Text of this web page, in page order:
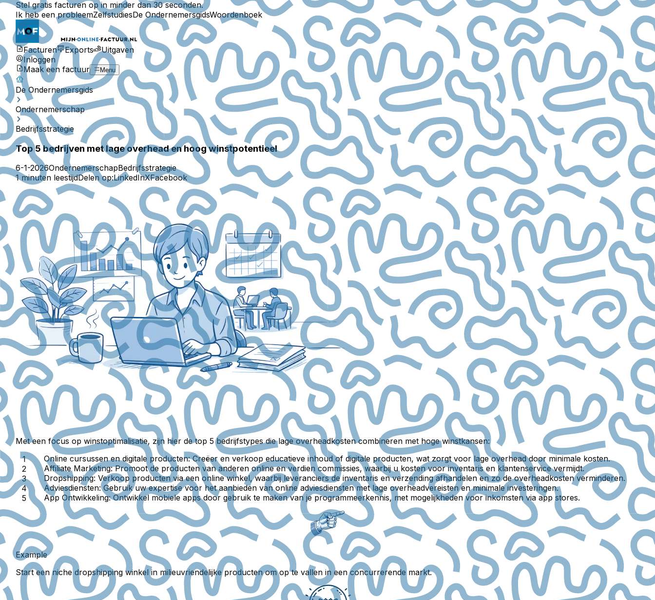
Stel gratis facturen op in minder dan 30 seconden.
Ik heb een probleemZelfstudiesDe OndernemersgidsWoordenboek
Facturen Exports
Uitgaven
Inloggen
Maak een factuur
Menu
De Ondernemersgids
Ondernemerschap
Bedrijfsstrategie
Top 5 bedrijven met lage overhead en hoog winstpotentieel
6-1-2026OndernemerschapBedrijfsstrategie
1 minuten leestijdDelen op:LinkedInXFacebook
Met een focus op winstoptimalisatie, zijn hier de top 5 bedrijfstypes die lage overheadkosten combineren met hoge winstkansen:
Online cursussen en digitale producten: Creëer en verkoop educatieve inhoud of digitale producten, wat zorgt voor lage overhead door minimale kosten.
Affiliate Marketing: Promoot de producten van anderen online en verdien commissies, waarbij u kosten voor inventaris en klantenservice vermijdt.
Dropshipping: Verkoop producten via een online winkel, waarbij leveranciers de inventaris en verzending afhandelen en zo de overheadkosten verminderen.
Adviesdiensten: Gebruik uw expertise voor het aanbieden van online adviesdiensten met lage overheadvereisten en minimale investeringen.
App Ontwikkeling: Ontwikkel mobiele apps door gebruik te maken van je programmeerkennis, met mogelijkheden voor inkomsten via app stores.
Example
Start een niche dropshipping winkel in milieuvriendelijke producten om op te vallen in een concurrerende markt.